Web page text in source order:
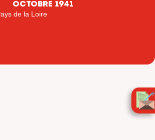
octobre 1941
de la Loire